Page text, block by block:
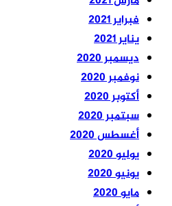
فبراير 2021
يناير 2021
ديسمبر 2020
نوفمبر 2020
أكتوبر 2020
سبتمبر 2020
أغسطس 2020
يوليو 2020
يونيو 2020
مايو 2020